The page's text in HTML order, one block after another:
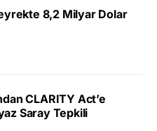
8,2 Milyar Dolar
CLARITY Act’e
Saray Tepkili